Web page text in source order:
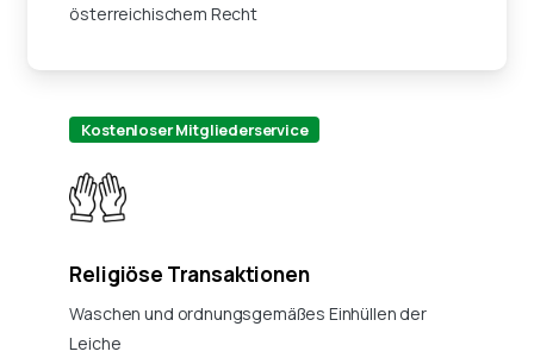
österreichischem Recht
Kostenloser Mitgliederservice
Religiöse Transaktionen
Waschen und ordnungsgemäßes Einhüllen der
Leiche